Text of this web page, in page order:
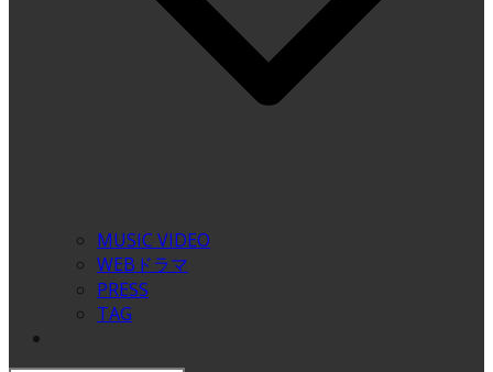
MUSIC VIDEO
WEBドラマ
PRESS
TAG